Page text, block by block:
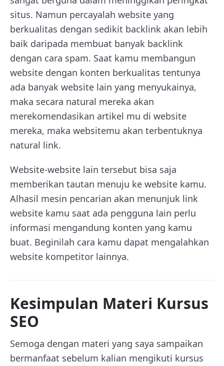
situs. Namun percayalah website yang
berkualitas dengan sedikit backlink akan lebih
baik daripada membuat banyak backlink
dengan cara spam. Saat kamu membangun
website dengan konten berkualitas tentunya
ada banyak website lain yang menyukainya,
maka secara natural mereka akan
merekomendasikan artikel mu di website
mereka, maka websitemu akan terbentuknya
natural link.
Website-website lain tersebut bisa saja
memberikan tautan menuju ke website kamu.
Alhasil mesin pencarian akan menunjuk link
website kamu saat ada pengguna lain perlu
informasi mengandung konten yang kamu
buat. Beginilah cara kamu dapat mengalahkan
website kompetitor lainnya.
Kesimpulan Materi Kursus
SEO
Semoga dengan materi yang saya sampaikan
bermanfaat sebelum kalian mengikuti kursus